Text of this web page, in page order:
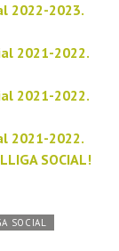
2022-2023.
2021-2022.
2021-2022.
2021-2022.
SOCIAL!
SOCIAL